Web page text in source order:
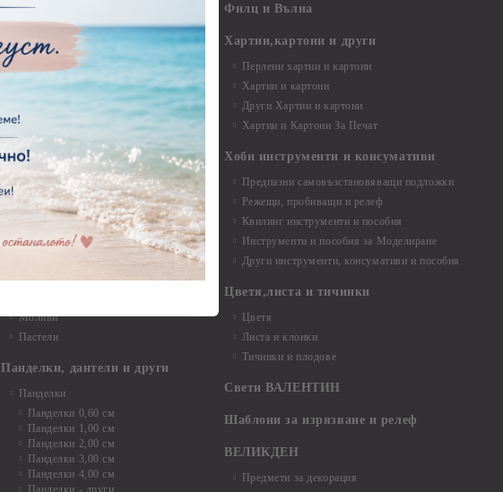
Макраме Основи - над 15,00 см
Макраме - Други материали
Опаковки
Мебелен обков и аксесоари
Закачалки
Крака за мебели
Други аксесоари, материали и
инструменти
Моливи, маркери, химикали,
пастели и восъци
Восъци
Моливи
Пастели
Панделки, дантели и други
Панделки
Панделки 0,60 см
Панделки 1,00 см
Панделки 2,00 см
Панделки 3,00 см
Панделки 4,00 см
Панделки - други
Филц и Вълна
Хартии,картони и други
Перлени хартии и картони
Хартии и картони
Други Хартии и картони
Хартии и Картони За Печат
Хоби инструменти и консумативи
Предпазни самовъзстановяващи подложки
Режещи, пробиващи и релеф
Квилинг инструменти и пособия
Инструменти и пособия за Моделиране
Други инструменти, консумативи и пособия
Цветя,листа и тичинки
Цветя
Листа и клонки
Тичинки и плодове
Свети ВАЛЕНТИН
Шаблони за изрязване и релеф
ВЕЛИКДЕН
Предмети за декорация